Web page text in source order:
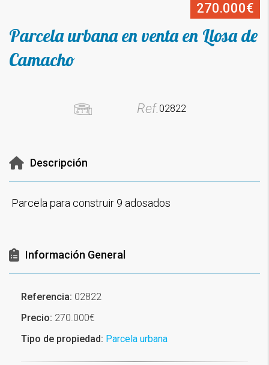
270.000€
Parcela urbana en venta en Llosa de
Camacho
Ref. 02822
Descripción
Parcela para construir 9 adosados
Información General
Referencia: 02822
Precio: 270.000€
Tipo de propiedad: Parcela urbana